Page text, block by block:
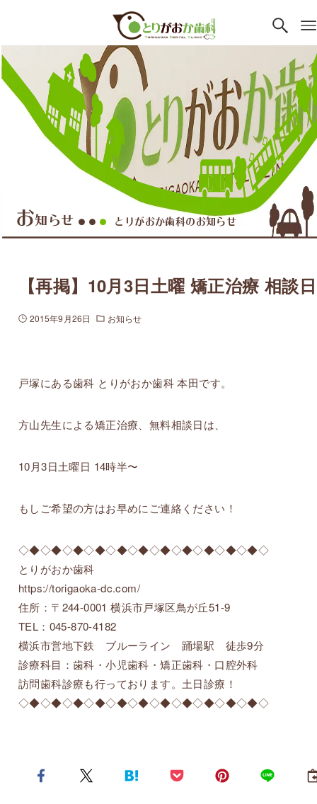
お知らせ ●● ● とりがおか歯科のお知らせ
【再掲】10月3日土曜 矯正治療 相談日
2015年9月26日 お知らせ
戸塚にある歯科 とりがおか歯科 本田です。
方山先生による矯正治療、無料相談日は、
10月3日土曜日 14時半〜
もしご希望の方はお早めにご連絡ください！
◇◆◇◆◇◆◇◆◇◆◇◆◇◆◇◆◇◆◇◆◇◆◇
とりがおか歯科
https://torigaoka-dc.com/
住所：〒244-0001 横浜市戸塚区鳥が丘51-9
TEL：045-870-4182
横浜市営地下鉄 ブルーライン 踊場駅 徒歩9分
診療科目：歯科・小児歯科・矯正歯科・口腔外科
訪問歯科診療も行っております。土日診療！
◇◆◇◆◇◆◇◆◇◆◇◆◇◆◇◆◇◆◇◆◇◆◇